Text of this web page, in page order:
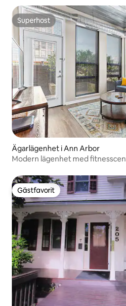
Superhost
Superhost
Ägarlägenhet i Ann Arbor
Modern lägenhet med
Gästfavorit
Gästfavorit